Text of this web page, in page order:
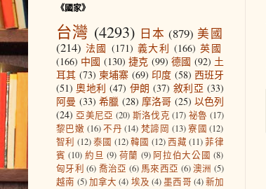
《國家》
台灣 (4293) 日本 (879) 美國
(214) 法國 (171) 義大利 (166) 英國
(166) 中國 (130) 捷克 (99) 德國 (92) 土
耳其 (73) 柬埔寨 (69) 印度 (58) 西班牙
(51) 奧地利 (47) 伊朗 (37) 敘利亞 (33)
阿曼 (33) 希臘 (28) 摩洛哥 (25) 以色列
(24) 亞美尼亞 (20) 斯洛伐克 (17) 祕魯 (17)
黎巴嫩 (16) 不丹 (14) 梵諦岡 (13) 寮國 (12)
智利 (12)泰國 (12)韓國 (12)西藏 (11) 菲律
賓 (10) 約旦 (9) 荷蘭 (9) 阿拉伯大公國 (8)
匈牙利 (6) 喬治亞 (6) 馬來西亞 (6)澳洲 (5)
越南 (5) 加拿大 (4) 埃及 (4)墨西哥 (4)新加